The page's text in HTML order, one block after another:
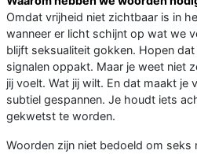
Omdat vrijheid niet zichtbaar is in
wanneer er licht schijnt op wat we
blijft seksualiteit gokken. Hopen
signalen oppakt. Maar je weet niet
jij voelt. Wat jij wilt. En dat maakt je
subtiel gespannen. Je houdt iets
gekwetst te worden.
Woorden zijn niet bedoeld om seks